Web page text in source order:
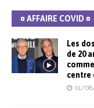
¤ AFFAIRE COVID ¤
Les
de 20
centre
01/